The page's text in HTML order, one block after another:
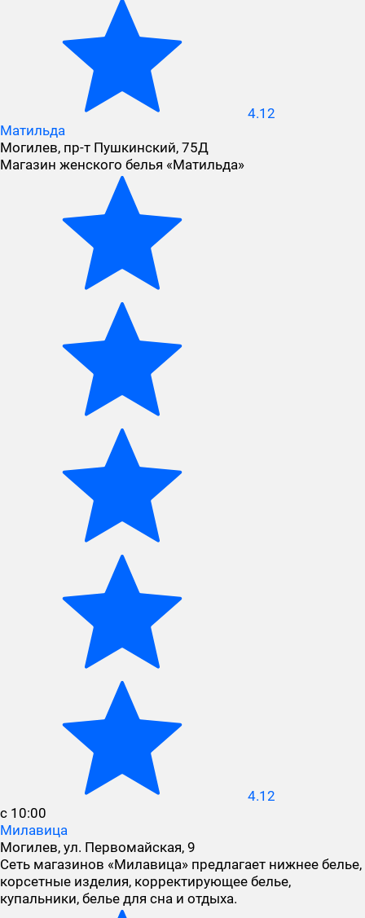
4.12
Матильда
Могилев, пр-т Пушкинский, 75Д
Магазин женского белья «Матильда»
4.12
с 10:00
Милавица
Могилев, ул. Первомайская, 9
Сеть магазинов «Милавица» предлагает нижнее белье,
корсетные изделия, корректирующее белье,
купальники, белье для сна и отдыха.